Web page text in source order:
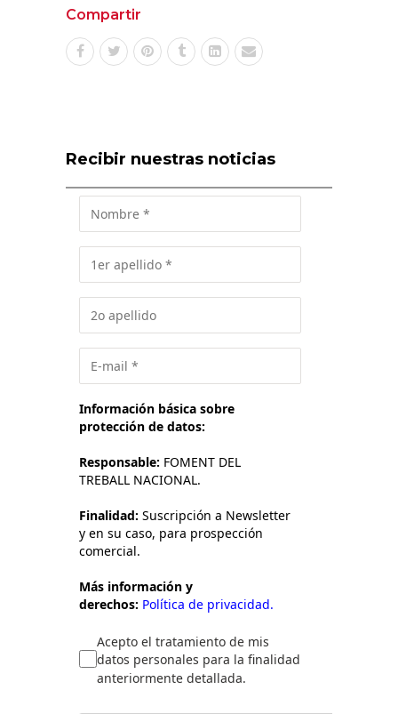
Compartir
Recibir nuestras noticias
Información básica sobre
protección de datos:
Responsable: FOMENT DEL
TREBALL NACIONAL.
Finalidad: Suscripción a Newsletter
y en su caso, para prospección
comercial.
Más información y
derechos: Política de privacidad.
Acepto el tratamiento de mis
datos personales para la finalidad
anteriormente detallada.